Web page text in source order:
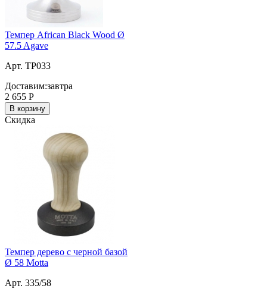
Темпер African Black Wood Ø
57.5 Agave
Арт. TP033
Доставим:завтра
2 655 Р
В корзину
Скидка
Темпер дерево с черной базой
Ø 58 Motta
Арт. 335/58